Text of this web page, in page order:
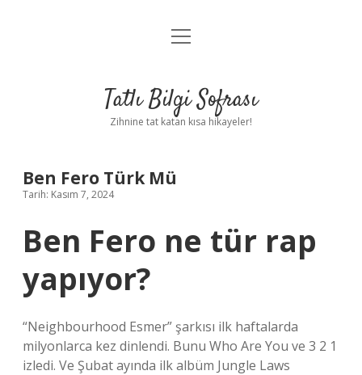
Anasayfa
Yasal Uyarı
menüyü
Tatlı Bilgi Sofrası
Zihnine tat katan kısa hikayeler!
Ben Fero Türk Mü
Tarih: Kasım 7, 2024
Ben Fero ne tür rap
yapıyor?
“Neighbourhood Esmer” şarkısı ilk haftalarda
milyonlarca kez dinlendi. Bunu Who Are You ve 3 2 1
izledi. Ve Şubat ayında ilk albüm Jungle Laws